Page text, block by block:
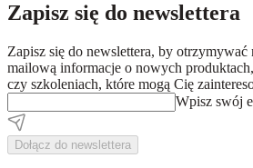
Zapisz się do newslettera
Zapisz się do newslettera, by otrzymywać
mailową informacje o nowych
czy szkoleniach, które mogą Cię
Wpisz swój
Dołącz do newslettera